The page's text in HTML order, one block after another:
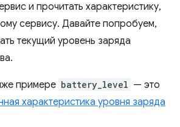
и прочитать характеристику,
сервису. Давайте попробуем,
текущий уровень заряда
примере battery_level — это
характеристика уровня заряда